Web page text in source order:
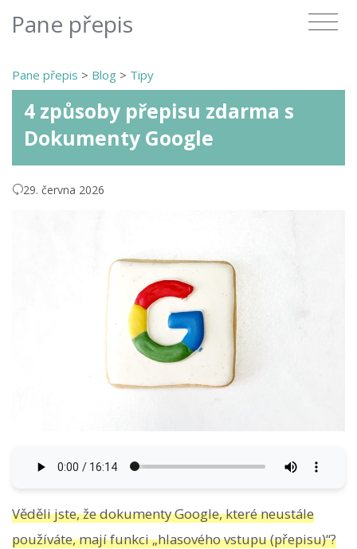
Pane přepis
Pane přepis > Blog > Tipy
4 způsoby přepisu zdarma s
Dokumenty Google
29. června 2026
Věděli jste, že dokumenty Google, které neustále
používáte, mají funkci „hlasového vstupu (přepisu)“?